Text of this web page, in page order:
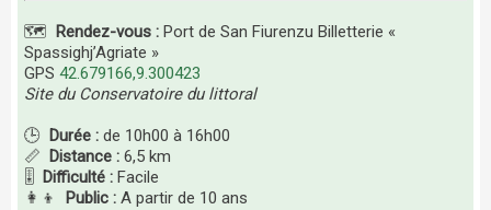
🗺️ Rendez-vous : Port de San Fiurenzu Billetterie «
Spassighj’Agriate »
GPS 42.679166,9.300423
Site du Conservatoire du littoral
🕒 Durée : de 10h00 à 16h00
📏
Distance : 6,5 km
🎚️
Difficulté : Facile
👩‍👦 Public : A partir de 10 ans